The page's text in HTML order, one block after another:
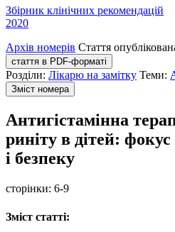
Збірник клінічних рекомендацій
2020
Архів номерів Стаття
стаття в PDF-форматі
Розділи: Лікарю на замітку Теми:
Зміст номера
Антигістамінна
риніту в дітей:
і безпеку
сторінки: 6-9
Зміст статті: